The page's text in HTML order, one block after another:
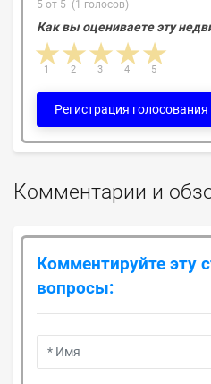
5 от 5 (1 голосов)
Как вы оцениваете эту
4 stars
3 stars
2 stars
1 star 5
4
3
2
1
Регистрация голосования
Комментарии и
Комментируйте эту
вопросы: